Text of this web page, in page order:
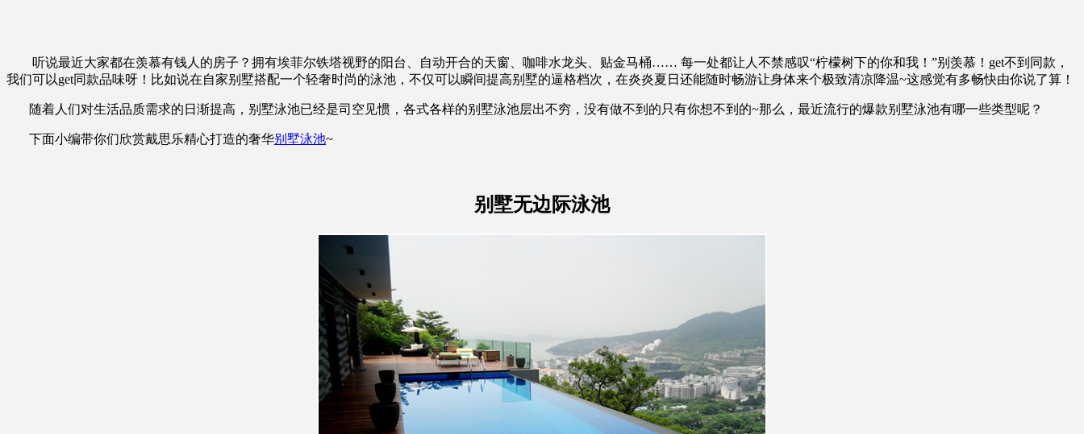
听说最近大家都在羡慕有钱人的房子？拥有埃菲尔铁塔视野的阳台、自动开合的天窗、咖啡水龙头、贴金马桶…… 每一处都让人不禁感叹“柠檬树下的你和我！”别羡慕！get不到同款，
我们可以get同款品味呀！比如说在自家别墅搭配一个轻奢时尚的泳池，不仅可以瞬间提高别墅的逼格档次，在炎炎夏日还能随时畅游让身体来个极致清凉降温~这感觉有多畅快由你说了算！
随着人们对生活品质需求的日渐提高，别墅泳池已经是司空见惯，各式各样的别墅泳池层出不穷，没有做不到的只有你想不到的~那么，最近流行的爆款别墅泳池有哪一些类型呢？
下面小编带你们欣赏戴思乐精心打造的奢华别墅泳池~
别墅无边际泳池